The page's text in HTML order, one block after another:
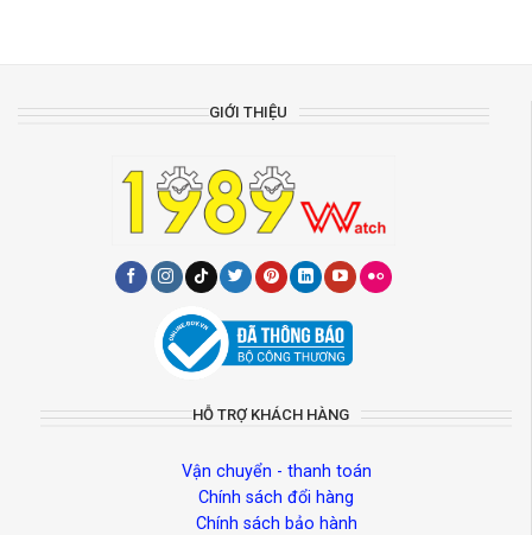
GIỚI THIỆU
HỖ TRỢ KHÁCH HÀNG
Vận chuyển - thanh toán
Chính sách đổi hàng
Chính sách bảo hành